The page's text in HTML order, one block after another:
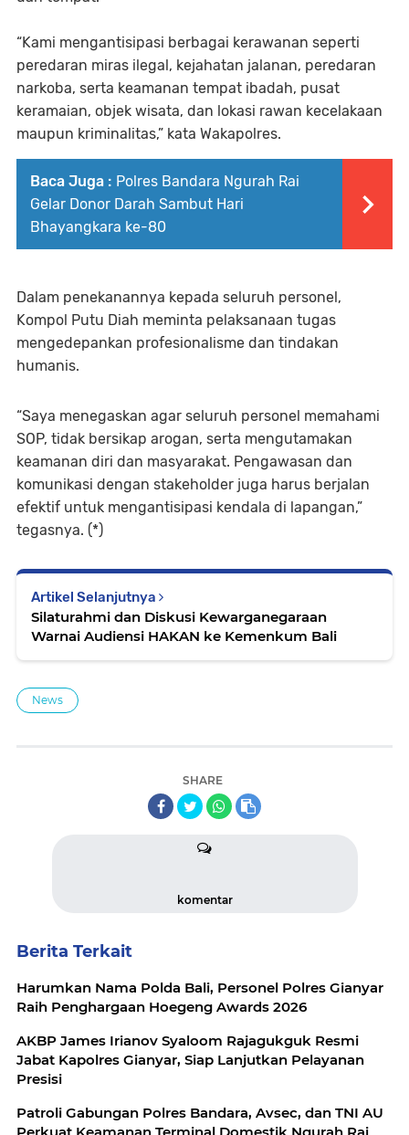
“Kami mengantisipasi berbagai kerawanan seperti
peredaran miras ilegal, kejahatan jalanan, peredaran
narkoba, serta keamanan tempat ibadah, pusat
keramaian, objek wisata, dan lokasi rawan kecelakaan
maupun kriminalitas,” kata Wakapolres.
Baca Juga : Polres Bandara Ngurah Rai
Gelar Donor Darah Sambut Hari
Bhayangkara ke-80
Dalam penekanannya kepada seluruh personel,
Kompol Putu Diah meminta pelaksanaan tugas
mengedepankan profesionalisme dan tindakan
humanis.
“Saya menegaskan agar seluruh personel memahami
SOP, tidak bersikap arogan, serta mengutamakan
keamanan diri dan masyarakat. Pengawasan dan
komunikasi dengan stakeholder juga harus berjalan
efektif untuk mengantisipasi kendala di lapangan,”
tegasnya. (*)
Artikel Selanjutnya
Silaturahmi dan Diskusi Kewarganegaraan
Warnai Audiensi HAKAN ke Kemenkum Bali
News
SHARE
komentar
Berita Terkait
Harumkan Nama Polda Bali, Personel Polres Gianyar
Raih Penghargaan Hoegeng Awards 2026
AKBP James Irianov Syaloom Rajagukguk Resmi
Jabat Kapolres Gianyar, Siap Lanjutkan Pelayanan
Presisi
Patroli Gabungan Polres Bandara, Avsec, dan TNI AU